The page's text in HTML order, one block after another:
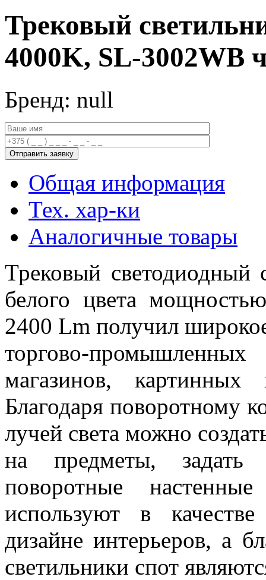
Трековый
4000K, SL-3002WB
Бренд: null
Общая информация
Тех. хар-ки
Аналогичные товары
Трековый светодиодный
белого цвета
2400 Lm получил
торгово-
магазинов, картинных
Благодаря поворотному
лучей света можно
на предметы,
поворотные
используют в
дизайне интерьеров, а
светильники спот